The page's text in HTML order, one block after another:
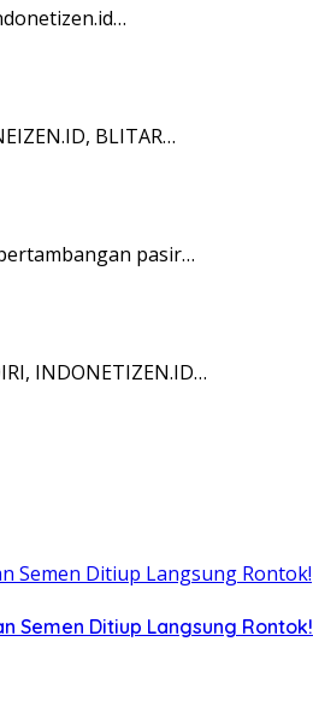
BLITAR…
pasir…
INDONETIZEN.ID…
Semen Ditiup Langsung Rontok!